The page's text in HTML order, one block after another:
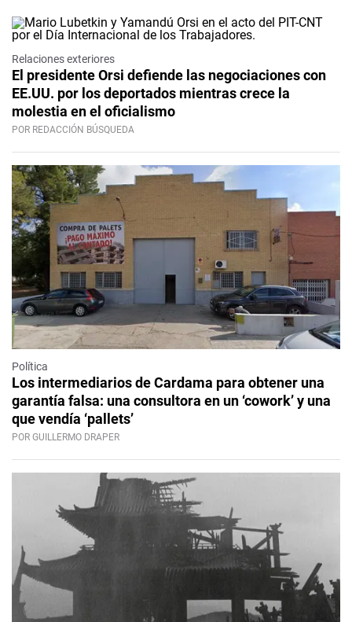
Relaciones exteriores
El presidente Orsi defiende las negociaciones con
EE.UU. por los deportados mientras crece la
molestia en el oficialismo
POR REDACCIÓN BÚSQUEDA
Política
Los intermediarios de Cardama para obtener una
garantía falsa: una consultora en un ‘cowork’ y una
que vendía ‘pallets’
POR GUILLERMO DRAPER